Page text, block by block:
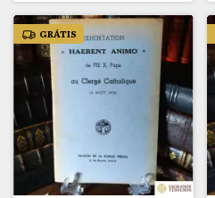
GRÁTIS